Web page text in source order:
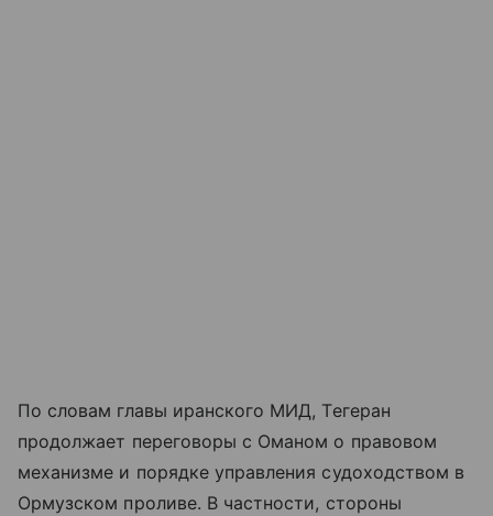
По словам главы иранского МИД, Тегеран
продолжает переговоры с Оманом о правовом
механизме и порядке управления судоходством в
Ормузском проливе. В частности, стороны